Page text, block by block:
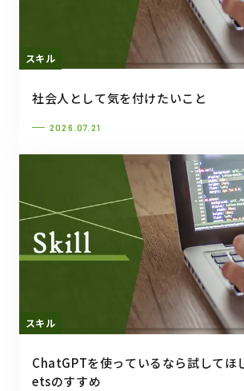
スキル
社会人として気を付けたいこと
2026.07.21
スキル
ChatGPTを使っているなら試してほ
etsのすすめ